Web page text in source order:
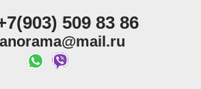
509 83 86